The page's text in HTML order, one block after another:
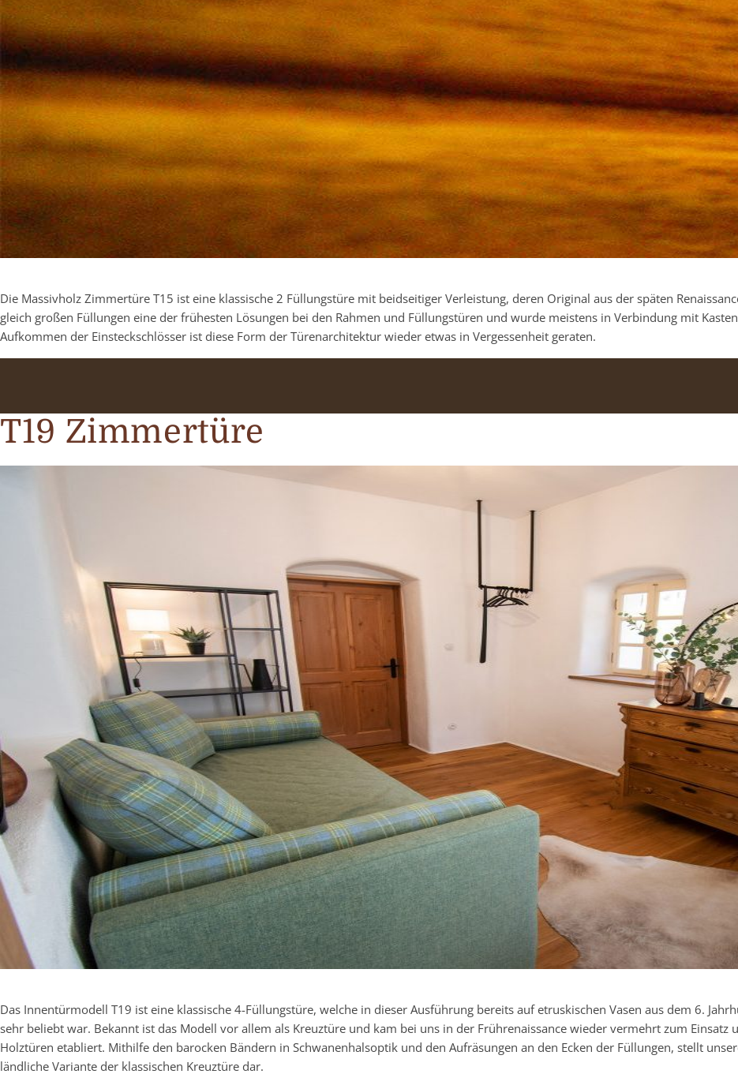
Die Massivholz Zimmertüre T15 ist eine klassische 2 Füllungstüre mit beidseitiger Verleistung, deren Original aus der späten
gleich großen Füllungen eine der frühesten Lösungen bei den Rahmen und Füllungstüren und wurde meistens in Verbindung mit
Aufkommen der Einsteckschlösser ist diese Form der Türenarchitektur wieder etwas in Vergessenheit geraten.
T19 Zimmertüre
Das Innentürmodell T19 ist eine klassische 4-Füllungstüre, welche in dieser Ausführung bereits auf etruskischen Vasen aus dem 6.
sehr beliebt war. Bekannt ist das Modell vor allem als Kreuztüre und kam bei uns in der Frührenaissance wieder vermehrt zum
Holztüren etabliert. Mithilfe den barocken Bändern in Schwanenhalsoptik und den Aufräsungen an den Ecken der Füllungen, stellt
ländliche Variante der klassischen Kreuztüre dar.